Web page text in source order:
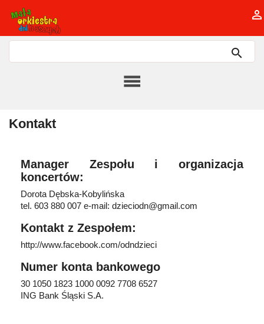

Kontakt
Manager Zespołu i organizacja
koncertów:
Dorota Dębska-Kobylińska
tel. 603 880 007 e-mail: dzieciodn@gmail.com
Kontakt z Zespołem:
http://www.facebook.com/odndzieci
Numer konta bankowego
30 1050 1823 1000 0092 7708 6527
ING Bank Śląski S.A.